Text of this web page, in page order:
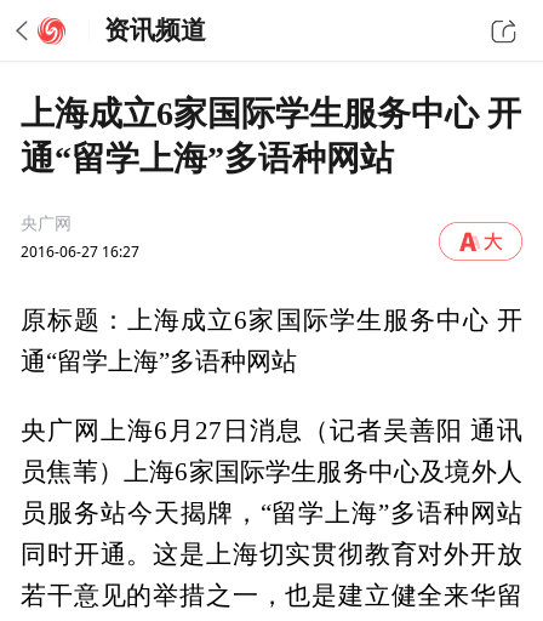
资讯频道
上海成立6家国际学生服务中心 开
通“留学上海”多语种网站
央广网
2016-06-27 16:27
原标题：上海成立6家国际学生服务中心 开
通“留学上海”多语种网站
央广网上海6月27日消息（记者吴善阳 通讯
员焦苇）上海6家国际学生服务中心及境外人
员服务站今天揭牌，“留学上海”多语种网站
同时开通。这是上海切实贯彻教育对外开放
若干意见的举措之一，也是建立健全来华留